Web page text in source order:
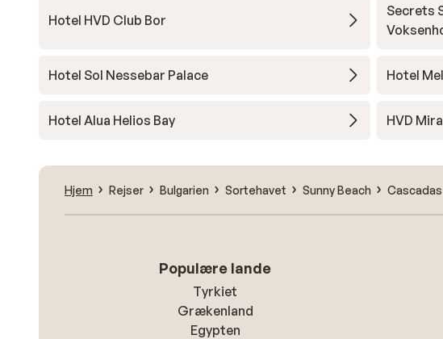
Hotel HVD Club Bor
Secrets
Hotel Sol Nessebar Palace Hotel
Hotel Alua Helios Bay HVD
Hjem Rejser Bulgarien Sortehavet Sunny Beach
Populære lande
Tyrkiet
Grækenland
Egypten